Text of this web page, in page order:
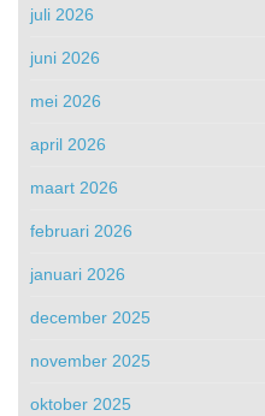
juli 2026
juni 2026
mei 2026
april 2026
maart 2026
februari 2026
januari 2026
december 2025
november 2025
oktober 2025